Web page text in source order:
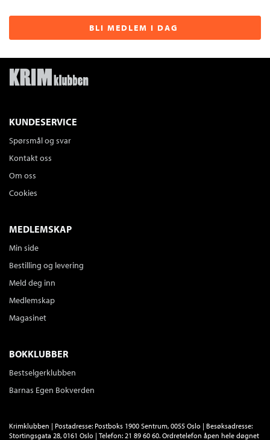
BLI MEDLEM I DAG
KUNDESERVICE
Spørsmål og svar
Kontakt oss
Om oss
Cookies
MEDLEMSKAP
Min side
Bestilling og levering
Meld deg inn
Medlemskap
Magasinet
BOKKLUBBER
Bestselgerklubben
Barnas Egen Bokverden
Krimklubben | Postadresse: Postboks 1900 Sentrum, 0055 Oslo | Besøksadresse:
Stortingsgata 28, 0161 Oslo | Telefon: 21 89 60 60. Ordretelefon åpen hele døgnet